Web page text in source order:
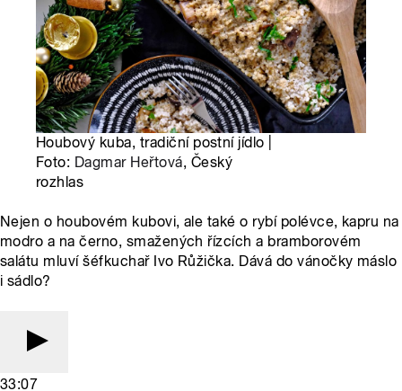
Houbový kuba, tradiční postní jídlo |
Foto: Dagmar Heřtová, Český
rozhlas
Nejen o houbovém kubovi, ale také o rybí polévce, kapru na
modro a na černo, smažených řízcích a bramborovém
salátu mluví šéfkuchař Ivo Růžička. Dává do vánočky máslo
i sádlo?
33:07